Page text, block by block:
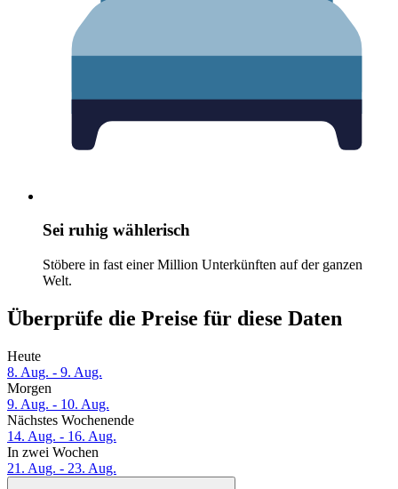
Sei ruhig wählerisch
Stöbere in fast einer Million Unterkünften auf der ganzen
Welt.
Überprüfe die Preise für diese Daten
Heute
8. Aug. - 9. Aug.
Morgen
9. Aug. - 10. Aug.
Nächstes Wochenende
14. Aug. - 16. Aug.
In zwei Wochen
21. Aug. - 23. Aug.